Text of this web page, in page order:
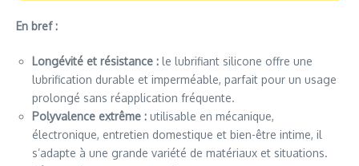
En bref :
Longévité et résistance : le lubrifiant silicone offre une
lubrification durable et imperméable, parfait pour un usage
prolongé sans réapplication fréquente.
Polyvalence extrême : utilisable en mécanique,
électronique, entretien domestique et bien-être intime, il
s’adapte à une grande variété de matériaux et situations.